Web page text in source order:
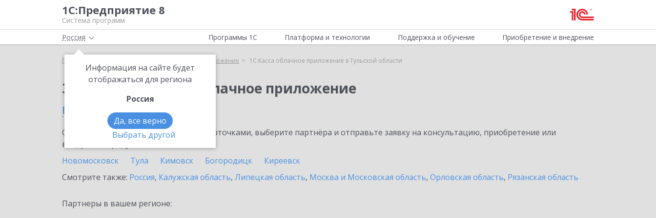
1С:Предприятие 8
Система программ
Россия
Информация на сайте будет
отображаться для региона
Россия
Да, все верно
Выбрать другой
Программы 1С Платформа и технологии Поддержка и обучение Приобретение и внедрение
Главная 1С:Касса облачное приложение 1С:Касса облачное приложение в Тульской области
Заказать 1С:Касса облачное приложение
в Тульской области
Ознакомьтесь с информационными карточками, выберите партнёра и отправьте заявку на консультацию, приобретение или
внедрение продукта.
Новомосковск
Тула Кимовск Богородицк
Киреевск
Смотрите также: Россия, Калужская область, Липецкая область, Москва и Московская область, Орловская область, Рязанская область
Партнеры в вашем регионе: